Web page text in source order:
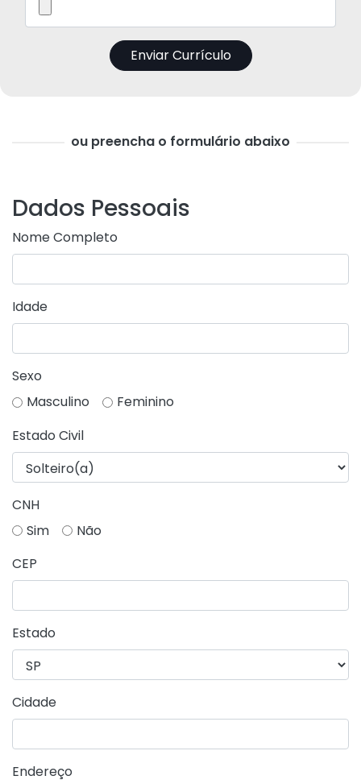
ou preencha o formulário abaixo
Dados Pessoais
Nome Completo
Idade
Sexo
Masculino
Feminino
Estado Civil
CNH
Sim
Não
CEP
Estado
Cidade
Endereço